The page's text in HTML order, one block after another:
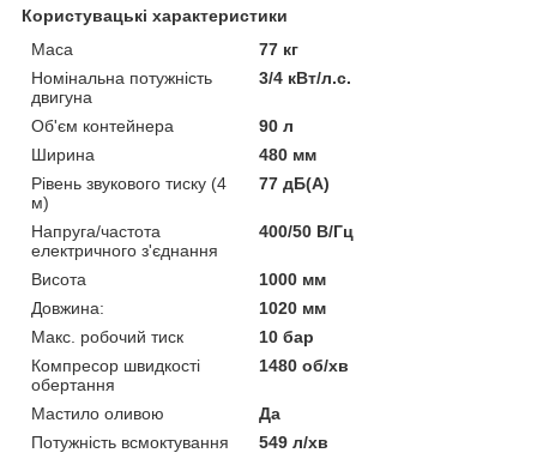
Користувацькі характеристики
Маса
77 кг
Номінальна потужність
двигуна
3/4 кВт/л.с.
Об'єм контейнера
90 л
Ширина
480 мм
Рівень звукового тиску (4
м)
77 дБ(А)
Напруга/частота
електричного з'єднання
400/50 В/Гц
Висота
1000 мм
Довжина:
1020 мм
Макс. робочий тиск
10 бар
Компресор швидкості
обертання
1480 об/хв
Мастило оливою
Да
Потужність всмоктування
549 л/хв